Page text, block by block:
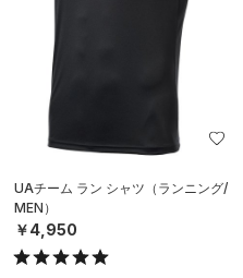
UAチーム ラン シャツ（ランニング/
MEN）
￥4,950